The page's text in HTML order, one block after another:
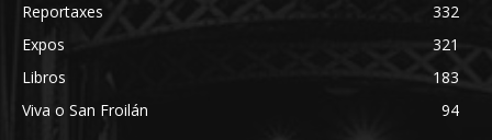
Reportaxes
332
Expos
321
Libros
183
Viva o San Froilán
94